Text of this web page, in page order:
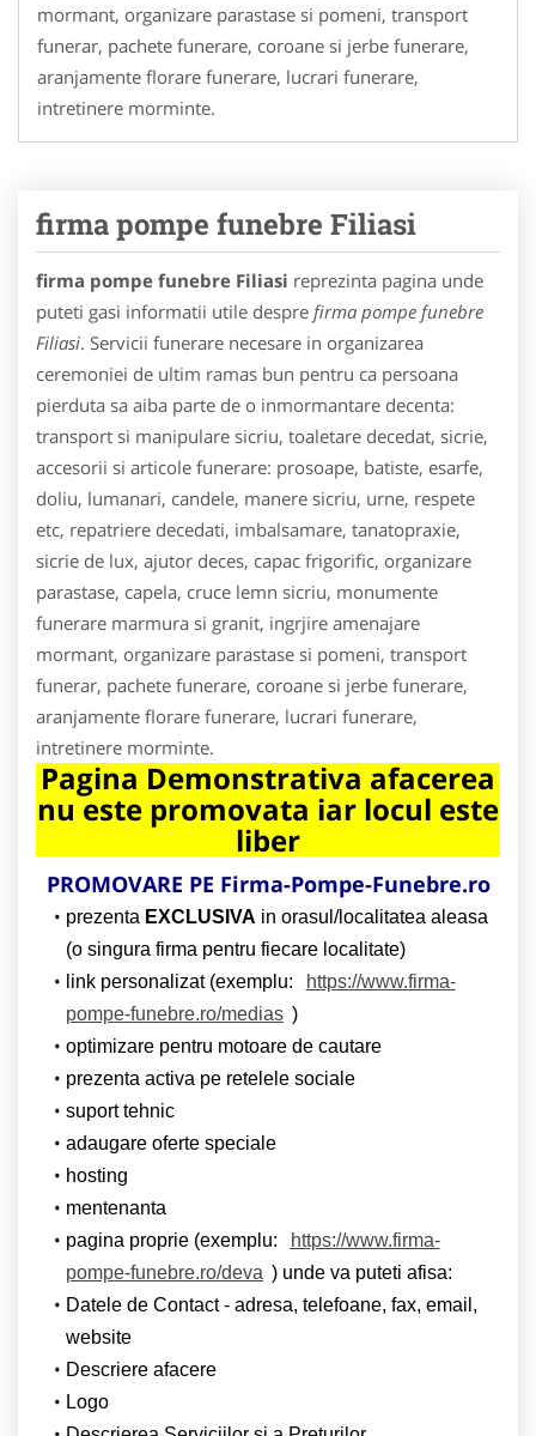
mormant, organizare parastase si pomeni, transport
funerar, pachete funerare, coroane si jerbe funerare,
aranjamente florare funerare, lucrari funerare,
intretinere morminte.
firma pompe funebre Filiasi
firma pompe funebre Filiasi reprezinta pagina unde
puteti gasi informatii utile despre firma pompe funebre
Filiasi. Servicii funerare necesare in organizarea
ceremoniei de ultim ramas bun pentru ca persoana
pierduta sa aiba parte de o inmormantare decenta:
transport si manipulare sicriu, toaletare decedat, sicrie,
accesorii si articole funerare: prosoape, batiste, esarfe,
doliu, lumanari, candele, manere sicriu, urne, respete
etc, repatriere decedati, imbalsamare, tanatopraxie,
sicrie de lux, ajutor deces, capac frigorific, organizare
parastase, capela, cruce lemn sicriu, monumente
funerare marmura si granit, ingrjire amenajare
mormant, organizare parastase si pomeni, transport
funerar, pachete funerare, coroane si jerbe funerare,
aranjamente florare funerare, lucrari funerare,
intretinere morminte.
Pagina Demonstrativa afacerea
nu este promovata iar locul este
liber
PROMOVARE PE Firma-Pompe-Funebre.ro
prezenta EXCLUSIVA in orasul/localitatea aleasa
(o singura firma pentru fiecare localitate)
link personalizat (exemplu:
https://www.firma-
pompe-funebre.ro/medias )
optimizare pentru motoare de cautare
prezenta activa pe retelele sociale
suport tehnic
adaugare oferte speciale
hosting
mentenanta
pagina proprie (exemplu:
https://www.firma-
pompe-funebre.ro/deva ) unde va puteti afisa:
Datele de Contact - adresa, telefoane, fax, email,
website
Descriere afacere
Logo